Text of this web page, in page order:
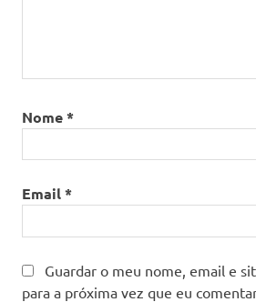
Nome*
Email*
Guardar o meu nome, email e
para a próxima vez que eu